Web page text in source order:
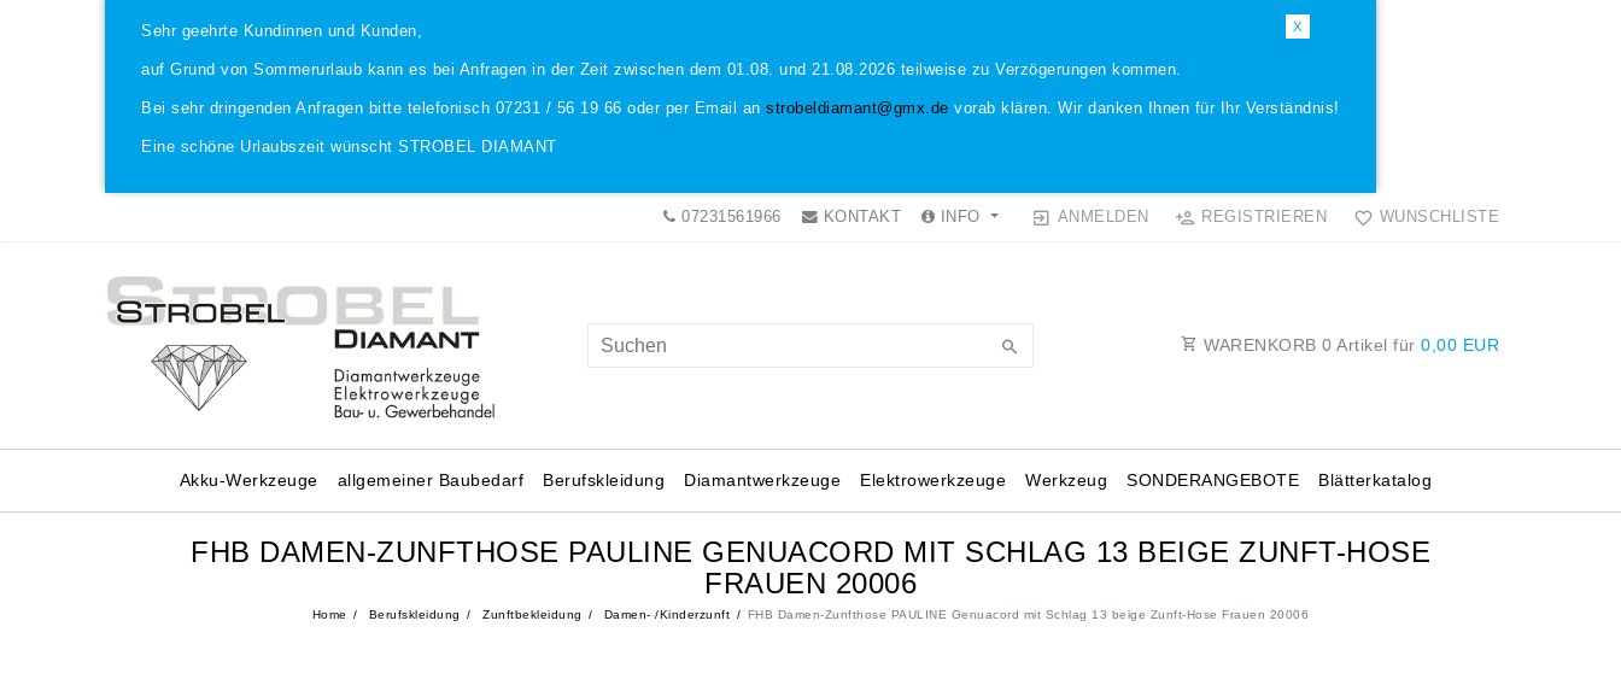
X
Sehr geehrte Kundinnen und Kunden,
auf Grund von Sommerurlaub kann es bei Anfragen in der Zeit zwischen dem 01.08. und 21.08.2026 teilweise zu Verzögerungen kommen.
Bei sehr dringenden Anfragen bitte telefonisch 07231 / 56 19 66 oder per Email an strobeldiamant@gmx.de vorab klären. Wir danken Ihnen für Ihr Verständnis!
Eine schöne Urlaubszeit wünscht STROBEL DIAMANT
07231561966 KONTAKT INFO ANMELDEN REGISTRIEREN WUNSCHLISTE
WARENKORB 0 Artikel für 0,00 EUR
Akku-Werkzeuge allgemeiner Baubedarf Berufskleidung Diamantwerkzeuge Elektrowerkzeuge Werkzeug Blätterkatalog
SONDERANGEBOTE
FHB DAMEN-ZUNFTHOSE PAULINE GENUACORD MIT SCHLAG 13 BEIGE ZUNFT-HOSE
FRAUEN 20006
Home Berufskleidung Zunftbekleidung Damen- /Kinderzunft FHB Damen-Zunfthose PAULINE Genuacord mit Schlag 13 beige Zunft-Hose Frauen 20006